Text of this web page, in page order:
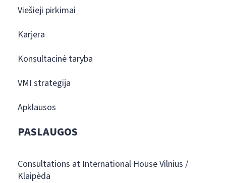
Viešieji pirkimai
Karjera
Konsultacinė taryba
VMI strategija
Apklausos
PASLAUGOS
Consultations at International House Vilnius /
Klaipėda